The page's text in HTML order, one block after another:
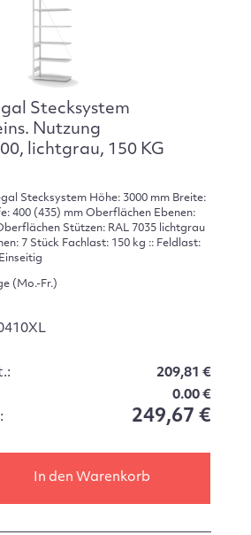
Stecksystem
Nutzung
lichtgrau, 150 KG
Stecksystem Höhe: 3000 mm Breite:
400 (435) mm Oberflächen Ebenen:
Stützen: RAL 7035 lichtgrau
7 Stück Fachlast: 150 kg :: Feldlast:
(Mo.-Fr.)
209,81 €
0.00 €
249,67 €
In den Warenkorb